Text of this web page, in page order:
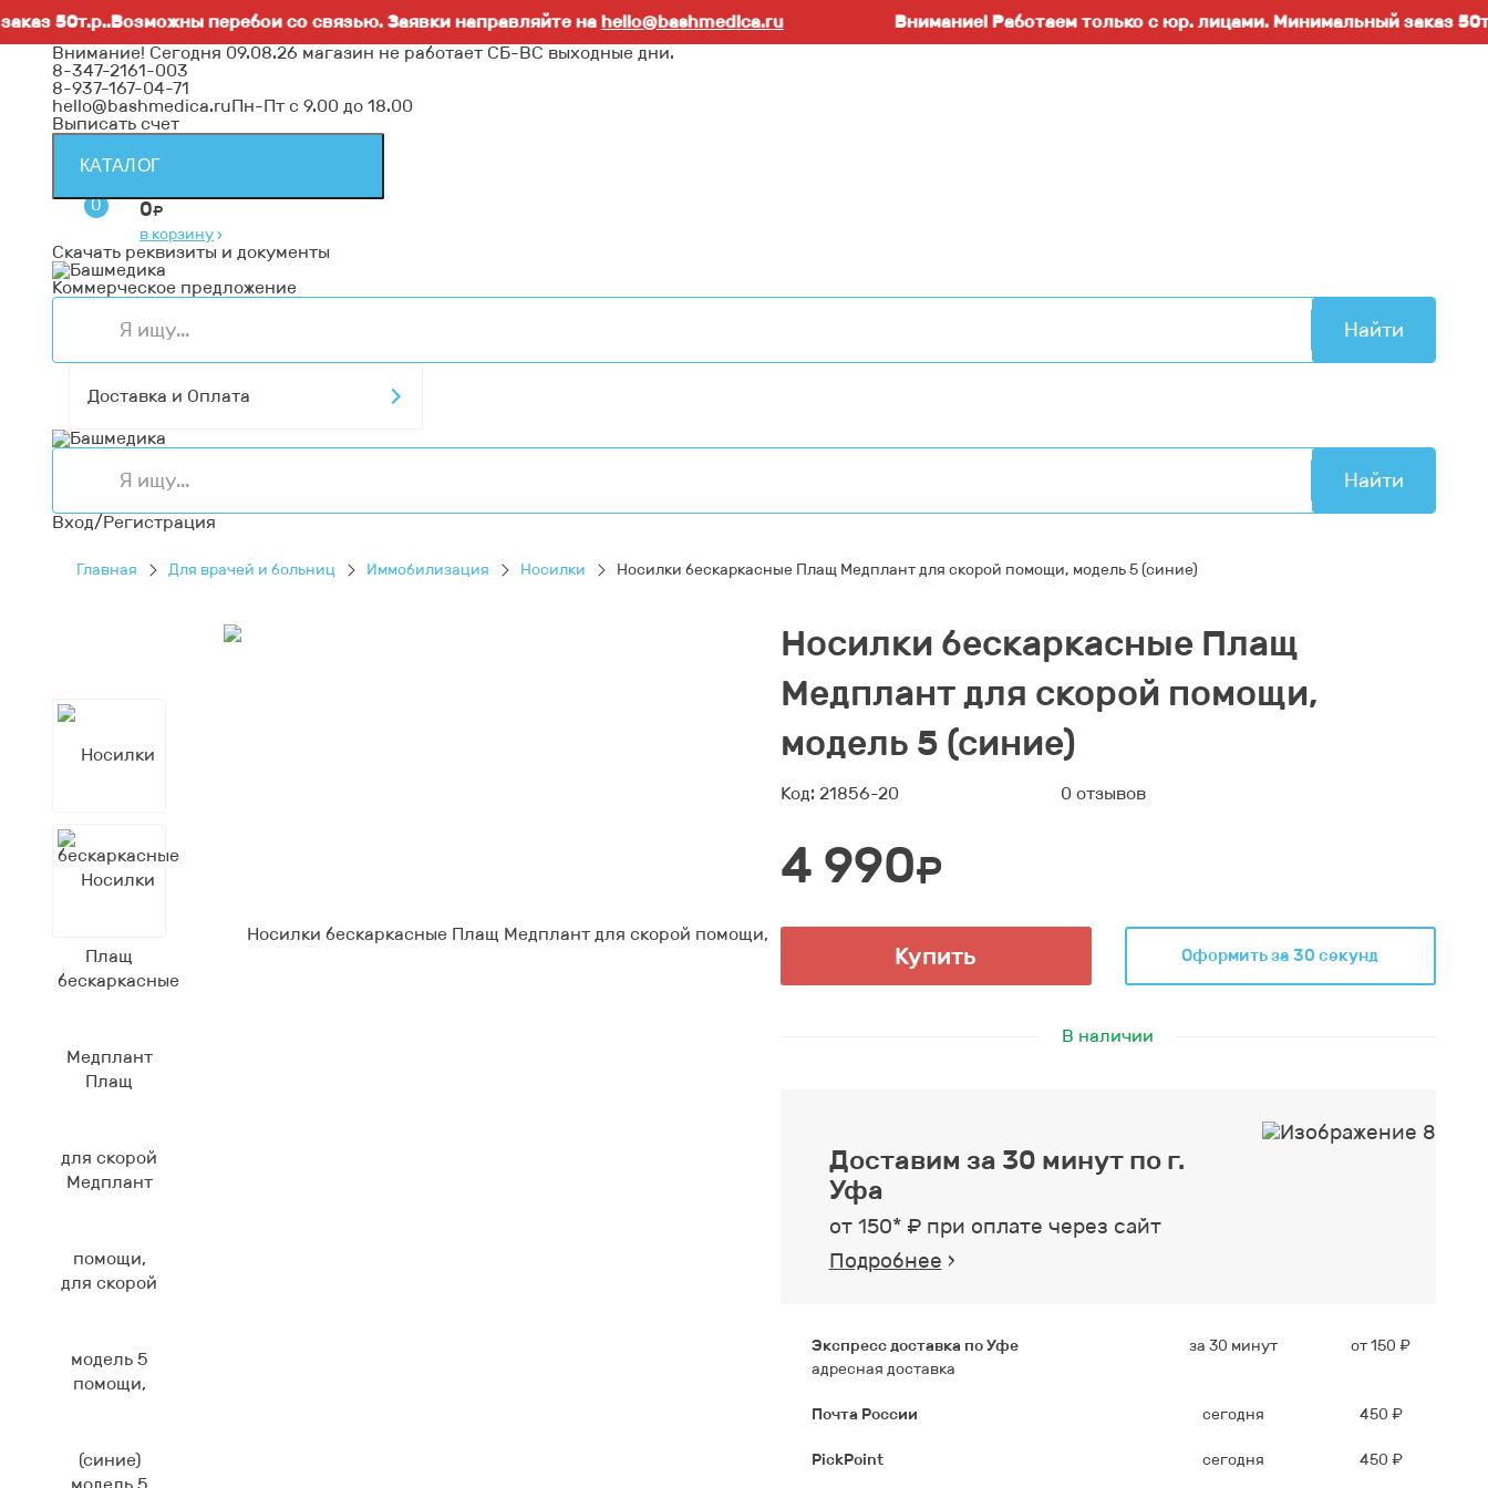
перебои со связью. Заявки направляйте наhello@bashmedica.ru
Внимание! Работаем только с юр. лицами. Минимальный заказ
Внимание! Сегодня 09.08.26 магазин не работает СБ-ВС выходные дни.
8-347-2161-003
8-937-167-04-71
hello@bashmedica.ruПн-Пт с 9.00 до 18.00
Выписать счет
КАТАЛОГ
0 0₽
в корзину›
Скачать реквизиты и документы
Коммерческое предложение
Найти
Доставка и Оплата
Найти
Вход/Регистрация
Главная Для врачей и больниц Иммобилизация Носилки Носилки бескаркасные Плащ Медплант для скорой помощи, модель 5 (синие)
Носилки бескаркасные Плащ
Медплант для скорой помощи,
модель 5 (синие)
Код: 21856-20 0 отзывов
4 990₽
Купить Оформить за 30 секунд
В наличии
Доставим за 30 минут по г.
Уфа
от 150* ₽ при оплате через сайт
Подробнее ›
Экспресс доставка по Уфе
адресная доставка
за 30 минут от 150 ₽
Почта России сегодня 450 ₽
PickPoint сегодня 450 ₽